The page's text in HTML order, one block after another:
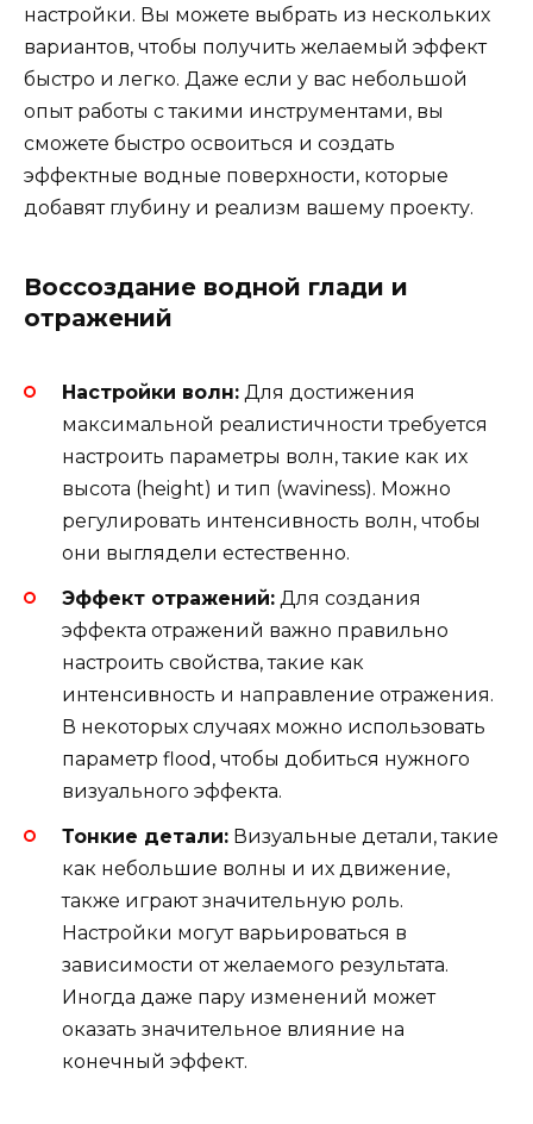
настройки. Вы можете выбрать из нескольких
вариантов, чтобы получить желаемый эффект
быстро и легко. Даже если у вас небольшой
опыт работы с такими инструментами, вы
сможете быстро освоиться и создать
эффектные водные поверхности, которые
добавят глубину и реализм вашему проекту.
Воссоздание водной глади и
отражений
Настройки волн: Для достижения
максимальной реалистичности требуется
настроить параметры волн, такие как их
высота (height) и тип (waviness). Можно
регулировать интенсивность волн, чтобы
они выглядели естественно.
Эффект отражений: Для создания
эффекта отражений важно правильно
настроить свойства, такие как
интенсивность и направление отражения.
В некоторых случаях можно использовать
параметр flood, чтобы добиться нужного
визуального эффекта.
Тонкие детали: Визуальные детали, такие
как небольшие волны и их движение,
также играют значительную роль.
Настройки могут варьироваться в
зависимости от желаемого результата.
Иногда даже пару изменений может
оказать значительное влияние на
конечный эффект.